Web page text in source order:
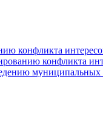
конфликта
конфликта